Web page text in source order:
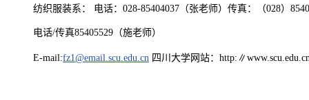
纺织服装系： 电话：028-85404037（张老师）传真：（028）
电话/传真85405529（施老师）
E-mail:fz1@email.scu.edu.cn 四川大学网站：